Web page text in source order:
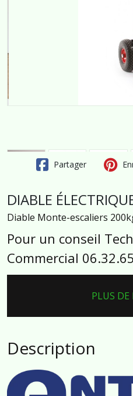
Partager
DIABLE
Diable Monte-escaliers
Pour un conseil
Commercial
PLUS DE
Description